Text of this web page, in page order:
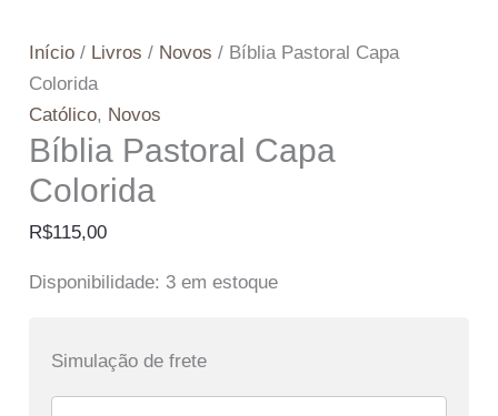
Início / Livros / Novos / Bíblia Pastoral Capa
Colorida
Católico, Novos
Bíblia Pastoral Capa
Colorida
R$115,00
Disponibilidade: 3 em estoque
Simulação de frete